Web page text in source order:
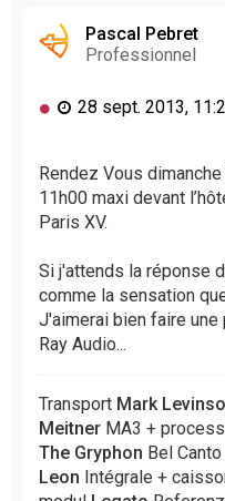
Pascal Pebret
Professionnel
M
s
a
g
e
o
n
l
u
28 sept. 2013,
Rendez Vous
11h00 maxi devant
Paris XV.
Si j'attends la réponse
comme la sensation
J'aimerai bien faire
Ray Audio...
Transport Mark
Meitner MA3 +
The Gryphon Bel
Leon Intégrale +